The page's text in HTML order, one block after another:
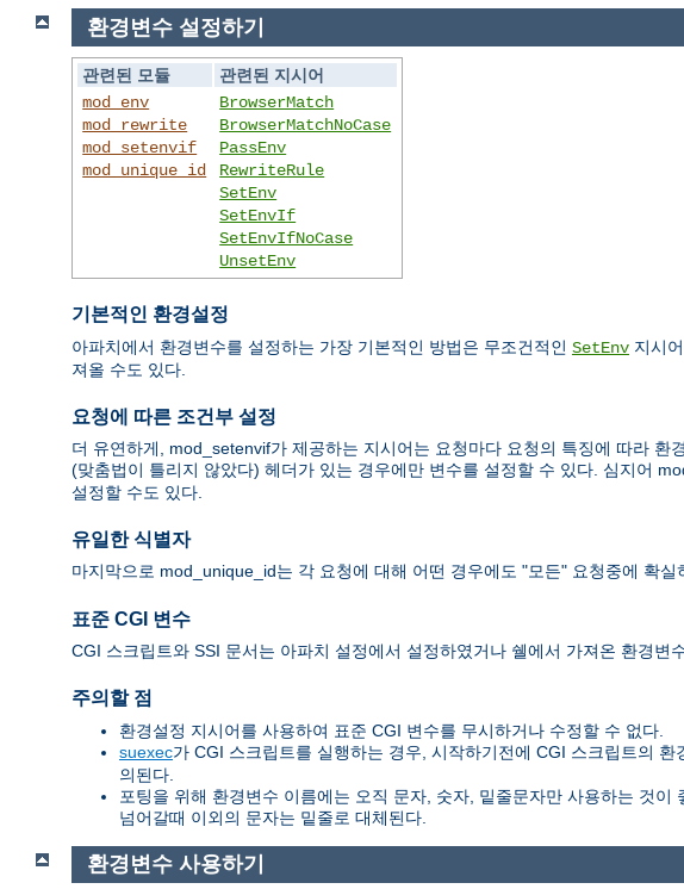
환경변수 설정하기
관련된 모듈
관련된 지시어
mod_env
mod_rewrite
mod_setenvif
mod_unique_id
BrowserMatch
BrowserMatchNoCase
PassEnv
RewriteRule
SetEnv
SetEnvIf
SetEnvIfNoCase
UnsetEnv
기본적인 환경설정
아파치에서 환경변수를 설정하는 가장 기본적인 방법은 무조건적인 SetEnv 지시
져올 수도 있다.
요청에 따른 조건부 설정
더 유연하게, mod_setenvif가 제공하는 지시어는 요청마다 요청의 특징에 따라
(맞춤법이 틀리지 않았다) 헤더가 있는 경우에만 변수를 설정할 수 있다. 심지어
설정할 수도 있다.
유일한 식별자
마지막으로 mod_unique_id는 각 요청에 대해 어떤 경우에도 "모든" 요청중에 확
표준 CGI 변수
CGI 스크립트와 SSI 문서는 아파치 설정에서 설정하였거나 쉘에서 가져온 환경변
주의할 점
환경설정 지시어를 사용하여 표준 CGI 변수를 무시하거나 수정할 수 없다.
suexec가 CGI 스크립트를 실행하는 경우, 시작하기전에 CGI 스크립트의 환
의된다.
포팅을 위해 환경변수 이름에는 오직 문자, 숫자, 밑줄문자만 사용하는 것
넘어갈때 이외의 문자는 밑줄로 대체된다.
환경변수 사용하기